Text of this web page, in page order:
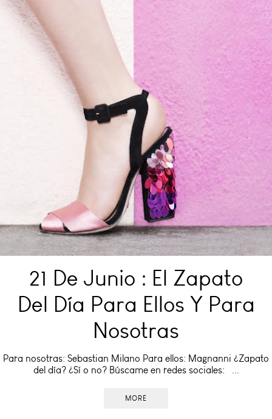
21 De Junio : El Zapato
Del Día Para Ellos Y Para
Nosotras
Para nosotras: Sebastian Milano Para ellos: Magnanni ¿Zapato
del día? ¿Sí o no? Búscame en redes sociales: ...
MORE